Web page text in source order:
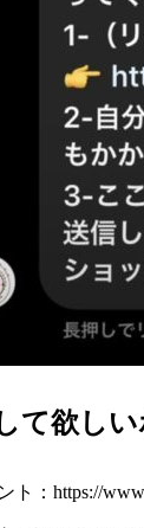
て欲しい
ト：https://